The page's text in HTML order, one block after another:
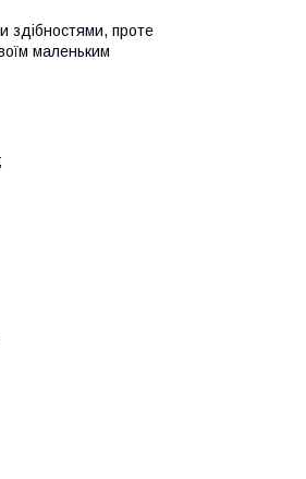
здібностями, проте
маленьким